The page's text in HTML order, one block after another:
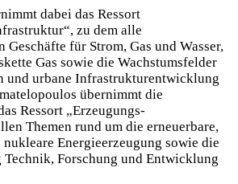
dabei das Ressort
zu dem alle
Geschäfte für Strom, Gas und Wasser,
Gas sowie die Wachstumsfelder
und urbane Infrastrukturentwicklung
übernimmt die
Ressort „Erzeugungs-
Themen rund um die erneuerbare,
Energieerzeugung sowie die
Technik, Forschung und Entwicklung